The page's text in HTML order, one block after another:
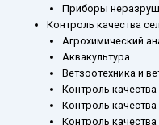
Приборы
Контроль качества
Агрохимический
Аквакультура
Ветзоотехника и
Контроль
Контроль
Контроль качества